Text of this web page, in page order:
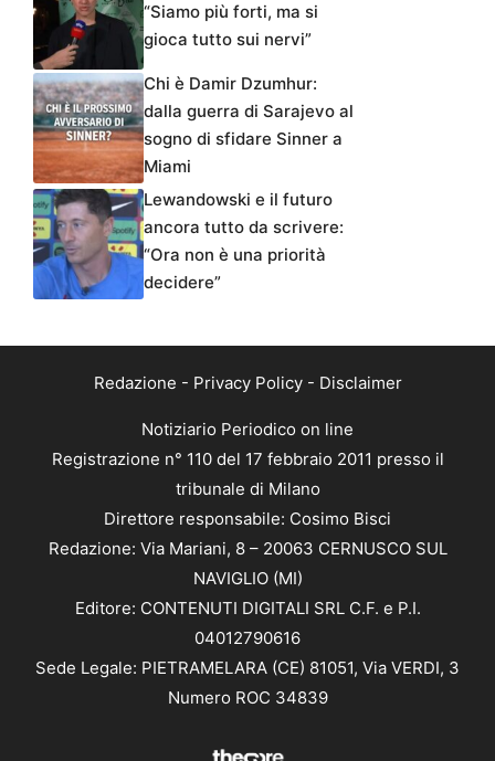
“Siamo più forti, ma si
gioca tutto sui nervi”
Chi è Damir Dzumhur:
dalla guerra di Sarajevo al
sogno di sfidare Sinner a
Miami
Lewandowski e il futuro
ancora tutto da scrivere:
“Ora non è una priorità
decidere”
Redazione - Privacy Policy- Disclaimer
Notiziario Periodico on line
Registrazione n° 110 del 17 febbraio 2011 presso il
tribunale di Milano
Direttore responsabile: Cosimo Bisci
Redazione: Via Mariani, 8 – 20063 CERNUSCO SUL
NAVIGLIO (MI)
Editore: CONTENUTI DIGITALI SRL C.F. e P.I.
04012790616
Sede Legale: PIETRAMELARA (CE) 81051, Via VERDI, 3
Numero ROC 34839